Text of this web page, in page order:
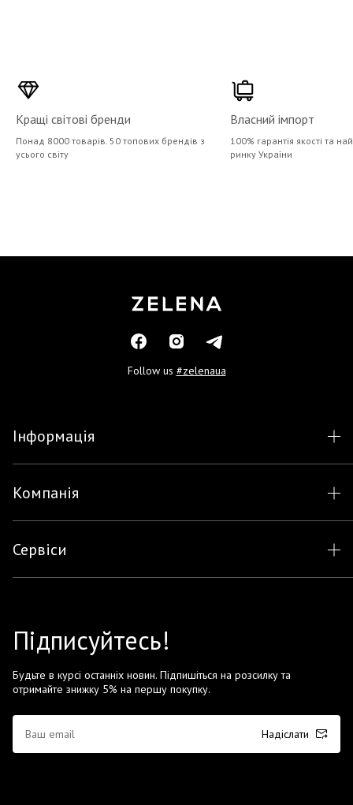
Кращі світові бренди
Понад 8000 товарів. 50 топових брендів з
усього світу
Власний імпорт
100% гарантія якості та
ринку України
Follow us #zelenaua
Інформація
Компанія
Сервіси
Підписуйтесь!
Будьте в курсі останніх новин. Підпишіться на розсилку та
отримайте знижку 5% на першу покупку.
Надіслати